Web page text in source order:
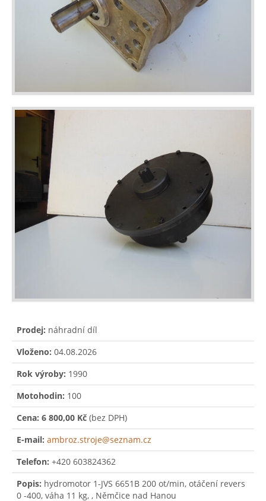
Prodej: náhradní díl
Vloženo: 04.08.2026
Rok výroby: 1990
Motohodin: 100
Cena: 6 800,00 Kč (bez DPH)
E-mail: ambroz.stroje@seznam.cz
Telefon: +420 603824362
Popis: hydromotor 1-JVS 6651B 200 ot/min, otáčení revers
0 -400, váha 11 kg, , Němčice nad Hanou